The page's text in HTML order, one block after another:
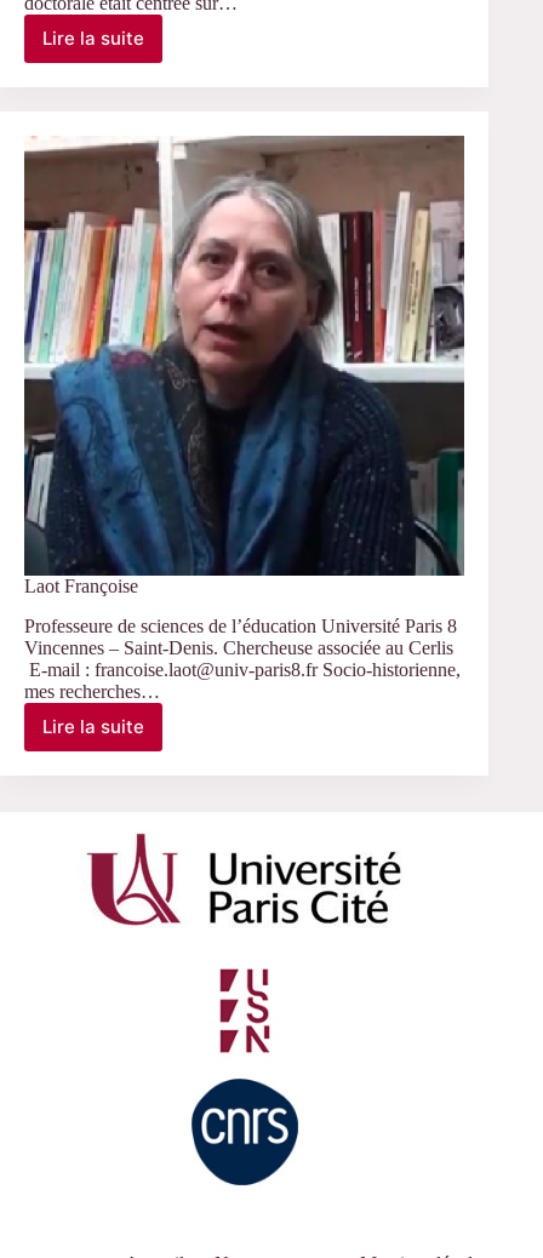
Lire la suite
Duquesnoy
Laot Françoise
Professeure de sciences de l’éducation Université Paris 8
Vincennes – Saint-Denis. Chercheuse associée au Cerlis
E-mail : francoise.laot@univ-paris8.fr Socio-historienne,
mes recherches…
Lire la suite
Laot